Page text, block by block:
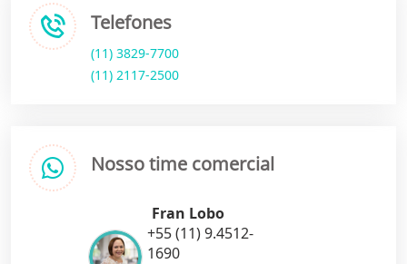
Telefones
(11) 3829-7700
(11) 2117-2500
Nosso time comercial
Fran Lobo
+55 (11) 9.4512-
1690